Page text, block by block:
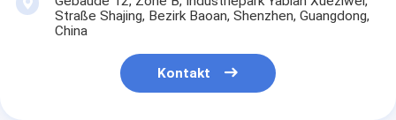
Straße Shajing, Bezirk Baoan, Shenzhen, Guangdong,
China
Kontakt